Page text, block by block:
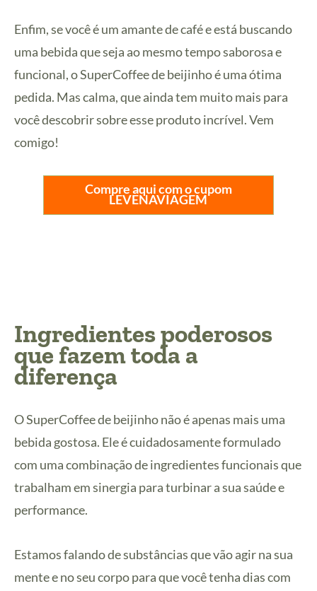
Enfim, se você é um amante de café e está buscando
uma bebida que seja ao mesmo tempo saborosa e
funcional, o SuperCoffee de beijinho é uma ótima
pedida. Mas calma, que ainda tem muito mais para
você descobrir sobre esse produto incrível. Vem
comigo!
Compre aqui com o cupom
LEVENAVIAGEM
Ingredientes poderosos
que fazem toda a
diferença
O SuperCoffee de beijinho não é apenas mais uma
bebida gostosa. Ele é cuidadosamente formulado
com uma combinação de ingredientes funcionais que
trabalham em sinergia para turbinar a sua saúde e
performance.
Estamos falando de substâncias que vão agir na sua
mente e no seu corpo para que você tenha dias com